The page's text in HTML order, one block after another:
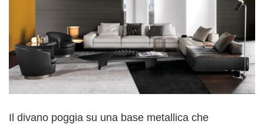
Il divano poggia su una base metallica che